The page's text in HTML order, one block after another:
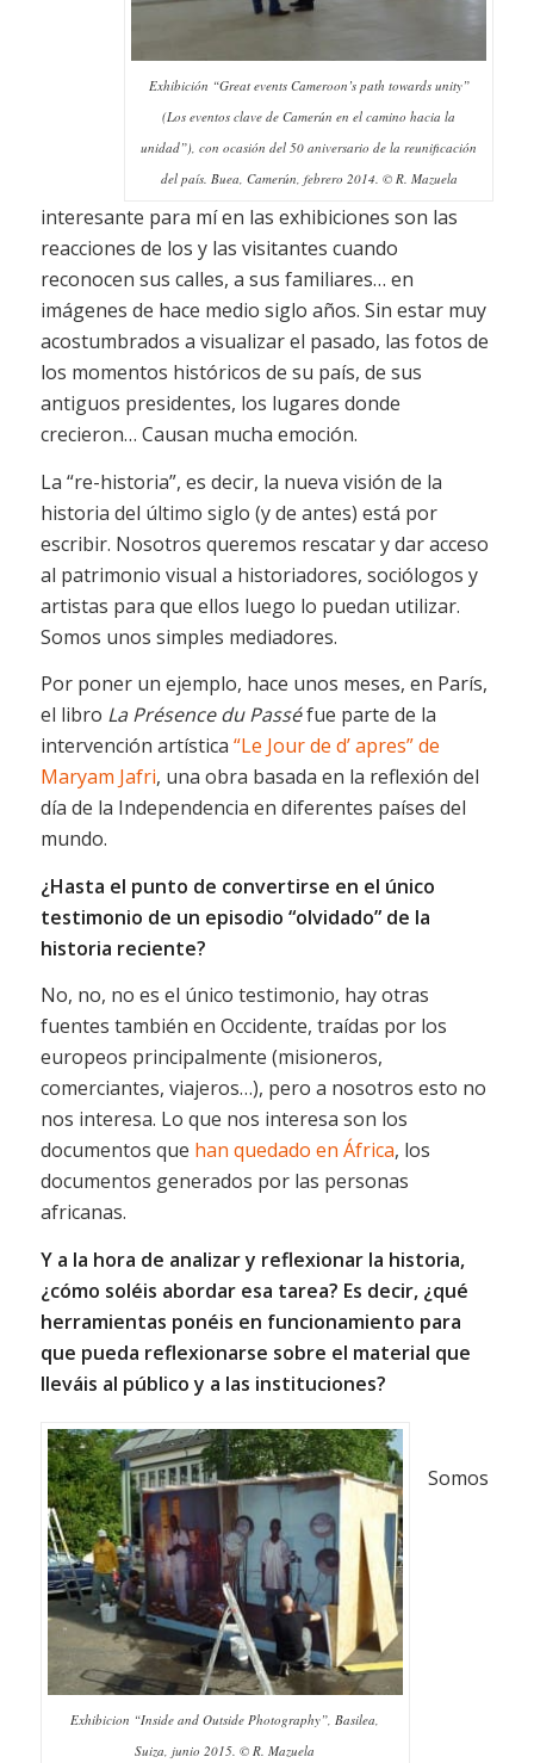
Exhibición “Great events Cameroon’s path towards unity”
(Los eventos clave de Camerún en el camino hacia la
unidad”), con ocasión del 50 aniversario de la reunificación
del país. Buea, Camerún, febrero 2014. © R. Mazuela
interesante para mí en las exhibiciones son las
reacciones de los y las visitantes cuando
reconocen sus calles, a sus familiares… en
imágenes de hace medio siglo años. Sin estar muy
acostumbrados a visualizar el pasado, las fotos de
los momentos históricos de su país, de sus
antiguos presidentes, los lugares donde
crecieron… Causan mucha emoción.
La “re-historia”, es decir, la nueva visión de la
historia del último siglo (y de antes) está por
escribir. Nosotros queremos rescatar y dar acceso
al patrimonio visual a historiadores, sociólogos y
artistas para que ellos luego lo puedan utilizar.
Somos unos simples mediadores.
Por poner un ejemplo, hace unos meses, en París,
el libro La Présence du Passéfue parte de la
intervención artística “Le Jour de d’ apres” de
Maryam Jafri, una obra basada en la reflexión del
día de la Independencia en diferentes países del
mundo.
¿Hasta el punto de convertirse en el único
testimonio de un episodio “olvidado” de la
historia reciente?
No, no, no es el único testimonio, hay otras
fuentes también en Occidente, traídas por los
europeos principalmente (misioneros,
comerciantes, viajeros…), pero a nosotros esto no
nos interesa. Lo que nos interesa son los
documentos que han quedado en África, los
documentos generados por las personas
africanas.
Y a la hora de analizar y reflexionar la historia,
¿cómo soléis abordar esa tarea? Es decir, ¿qué
herramientas ponéis en funcionamiento para
que pueda reflexionarse sobre el material que
lleváis al público y a las instituciones?
Exhibicion “Inside and Outside Photography”, Basilea,
Suiza, junio 2015. © R. Mazuela
Somos